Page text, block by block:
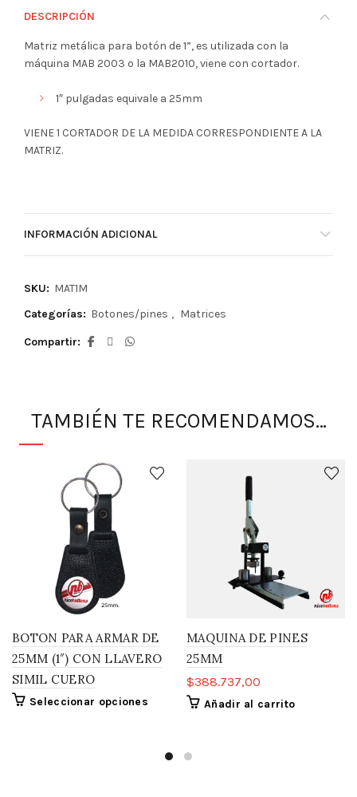
DESCRIPCIÓN
Matriz metálica para botón de 1”, es utilizada con la
máquina MAB 2003 o la MAB2010, viene con cortador.
1″ pulgadas equivale a 25mm
VIENE 1 CORTADOR DE LA MEDIDA CORRESPONDIENTE A LA
MATRIZ.
INFORMACIÓN ADICIONAL
SKU: MAT1M
Categorías: Botones/pines , Matrices
Compartir
TAMBIÉN TE RECOMENDAMOS…
BOTON PARA ARMAR DE
25MM (1″) CON LLAVERO
SIMIL CUERO
Seleccionar opciones
MAQUINA DE PINES
25MM
$388.737,00
Añadir al carrito